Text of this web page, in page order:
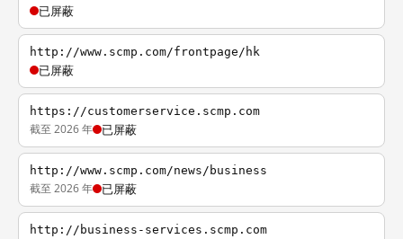
已屏蔽
http://www.scmp.com/frontpage/hk
已屏蔽
https://customerservice.scmp.com
截至 2026 年 已屏蔽
http://www.scmp.com/news/business
截至 2026 年 已屏蔽
http://business-services.scmp.com